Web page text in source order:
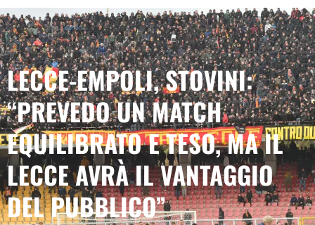
LECCE-EMPOLI, STOVINI:
“PREVEDO UN MATCH
EQUILIBRATO E TESO, MA IL
LECCE AVRÀ IL VANTAGGIO
DEL PUBBLICO”